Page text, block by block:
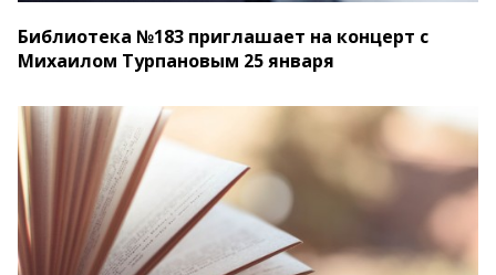
Библиотека №183 приглашает на концерт с
Михаилом Турпановым 25 января